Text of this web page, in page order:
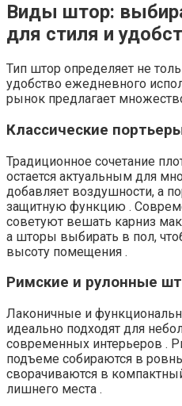
Виды штор:
для стиля и
Тип штор определяет не
удобство ежедневного
рынок предлагает
Классические
Традиционное сочетание
остается актуальным для
добавляет воздушности, а
защитную функцию .
советуют вешать карниз
а шторы выбирать в пол,
высоту помещения .
Римские и рулонные
Лаконичные и
идеально подходят для
современных интерьеров .
подъеме собираются в
сворачиваются в
лишнего места .